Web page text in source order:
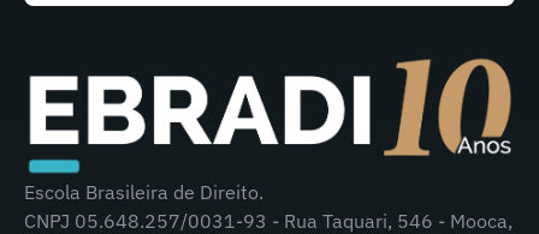
Escola Brasileira de Direito.
CNPJ 05.648.257/0031-93 - Rua Taquari, 546 - Mooca,